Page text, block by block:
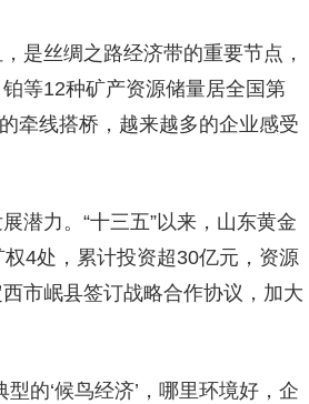
是丝绸之路经济带的重要节点，
等12种矿产资源储量居全国第
牵线搭桥，越来越多的企业感受
潜力。“十三五”以来，山东黄金
4处，累计投资超30亿元，资源
市岷县签订战略合作协议，加大
的‘候鸟经济’，哪里环境好，企